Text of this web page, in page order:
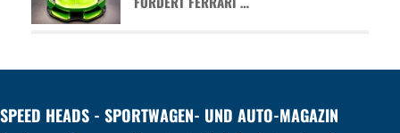
SPEED HEADS - SPORTWAGEN- UND AUTO-MAGAZIN